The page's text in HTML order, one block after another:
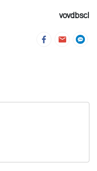
vovdbscl